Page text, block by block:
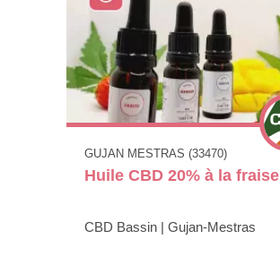
GUJAN MESTRAS (33470)
Huile CBD 20% à la fraise
CBD Bassin | Gujan-Mestras